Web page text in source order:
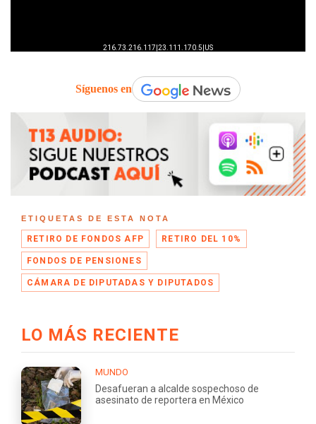
Síguenos en
ETIQUETAS DE ESTA NOTA
RETIRO DE FONDOS AFP RETIRO DEL 10%
FONDOS DE PENSIONES
CÁMARA DE DIPUTADAS Y DIPUTADOS
LO MÁS RECIENTE
MUNDO
Desafueran a alcalde sospechoso de
asesinato de reportera en México